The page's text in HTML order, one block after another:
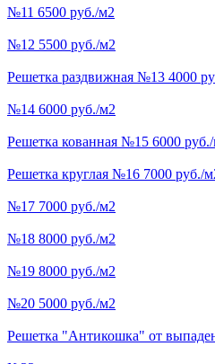
№11 6500 руб./м2
№12 5500 руб./м2
Решетка раздвижная №13 4000
№14 6000 руб./м2
Решетка кованная №15 6000
Решетка круглая №16 7000 руб./
№17 7000 руб./м2
№18 8000 руб./м2
№19 8000 руб./м2
№20 5000 руб./м2
Решетка "Антикошка" от